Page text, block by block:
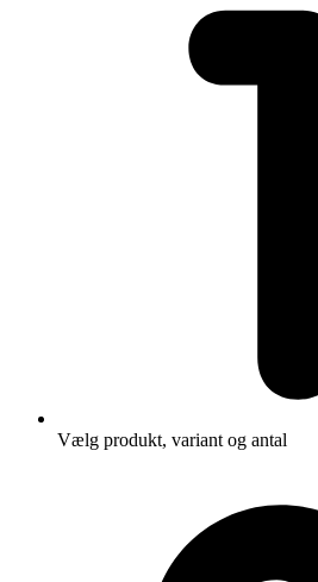
Vælg produkt, variant og antal